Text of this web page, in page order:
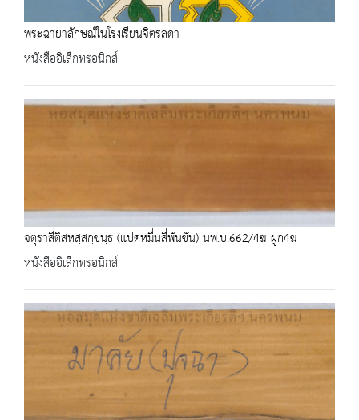
พระฉายาลักษณ์ในโรงเรียนจิตรลดา
หนังสืออิเล็กทรอนิกส์
จตุราสีติสหสฺสกฺขนฺธ (แปดหมื่นสี่พันขัน) นพ.บ.662/4ฆ ผูก4ฆ
หนังสืออิเล็กทรอนิกส์